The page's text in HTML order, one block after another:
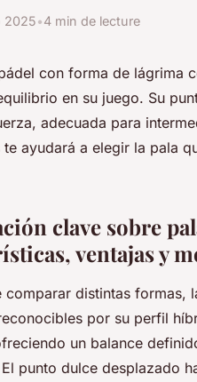
2025•4 min de lecture
con forma de lágrima
en su juego. Su
adecuada para
ayudará a elegir la pala
clave sobre
ventajas y
comparar distintas formas,
por su perfil
un balance
punto dulce desplazado